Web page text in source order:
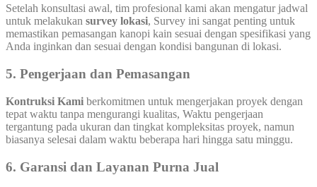
Setelah konsultasi awal, tim profesional kami akan mengatur jadwal
untuk melakukan survey lokasi, Survey ini sangat penting untuk
memastikan pemasangan kanopi kain sesuai dengan spesifikasi yang
Anda inginkan dan sesuai dengan kondisi bangunan di lokasi.
5. Pengerjaan dan Pemasangan
Kontruksi Kami berkomitmen untuk mengerjakan proyek dengan
tepat waktu tanpa mengurangi kualitas, Waktu pengerjaan
tergantung pada ukuran dan tingkat kompleksitas proyek, namun
biasanya selesai dalam waktu beberapa hari hingga satu minggu.
6. Garansi dan Layanan Purna Jual